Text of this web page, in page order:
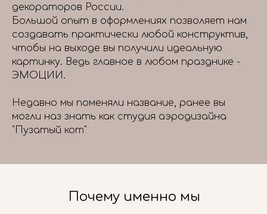
декораторов России.
Большой опыт в оформлениях позволяет нам
создавать практически любой конструктив,
чтобы на выходе вы получили идеальную
картинку. Ведь главное в любом празднике -
ЭМОЦИИ.
Недавно мы поменяли название, ранее вы
могли наз знать как студия аэродизайна
"Пузатый кот"
Почему именно мы